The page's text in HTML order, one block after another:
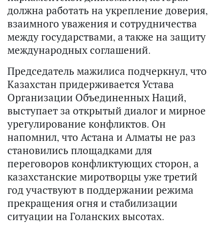
должна работать на укрепление доверия,
взаимного уважения и сотрудничества
между государствами, а также на защиту
международных соглашений.
Председатель мажилиса подчеркнул, что
Казахстан придерживается Устава
Организации Объединенных Наций,
выступает за открытый диалог и мирное
урегулирование конфликтов. Он
напомнил, что Астана и Алматы не раз
становились площадками для
переговоров конфликтующих сторон, а
казахстанские миротворцы уже третий
год участвуют в поддержании режима
прекращения огня и стабилизации
ситуации на Голанских высотах.